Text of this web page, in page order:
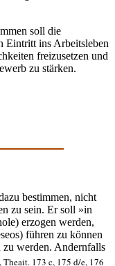
soll die
Eintritt ins Arbeitsleben
freizusetzen und
zu stärken.
bestimmen, nicht
zu sein. Er soll »in
erzogen werden,
führen zu können
werden. Andernfalls
Theait. 173 c, 175 d/e, 176